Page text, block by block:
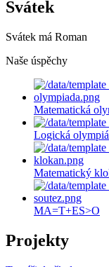
Svátek
Svátek má Roman
Naše úspěchy
Matematická
Logická
Matematický
MA=T+ES>O
Projekty